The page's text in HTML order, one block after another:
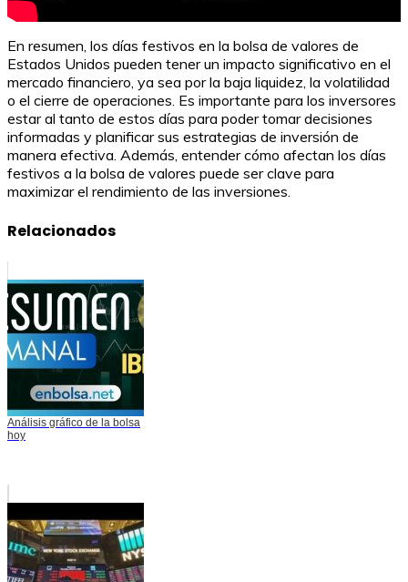
En resumen, los días festivos en la bolsa de valores de
Estados Unidos pueden tener un impacto significativo en el
mercado financiero, ya sea por la baja liquidez, la volatilidad
o el cierre de operaciones. Es importante para los inversores
estar al tanto de estos días para poder tomar decisiones
informadas y planificar sus estrategias de inversión de
manera efectiva. Además, entender cómo afectan los días
festivos a la bolsa de valores puede ser clave para
maximizar el rendimiento de las inversiones.
Relacionados
Análisis gráfico de la bolsa
hoy